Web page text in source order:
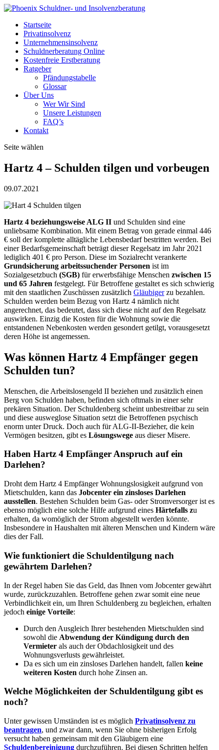
Startseite
Privatinsolvenz
Unternehmensinsolvenz
Schuldnerberatung Online
Kostenfreie Erstberatung
Ratgeber
Pfändungstabelle
Glossar
Über Uns
Wer Wir Sind
Unsere Leistungen
FAQ’s
Kontakt
Seite wählen
Hartz 4 – Schulden tilgen und vorbeugen
09.07.2021
Hartz 4 beziehungsweise ALG II und Schulden sind eine
unliebsame Kombination. Mit einem Betrag von gerade einmal 446
€ soll der komplette alltägliche Lebensbedarf bestritten werden. Bei
einer Bedarfsgemeinschaft beträgt dieser Regelsatz im Jahr 2021
lediglich 401 € pro Person. Diese im Sozialrecht verankerte
Grundsicherung arbeitssuchender Personen ist im
Sozialgesetzbuch (SGB) für erwerbsfähige Menschen zwischen 15
und 65 Jahren festgelegt. Für Betroffene gestaltet es sich schwierig
mit den staatlichen Zuschüssen zusätzlich Gläubigerzu bezahlen.
Schulden werden beim Bezug von Hartz 4 nämlich nicht
angerechnet, das bedeutet, dass sich diese nicht auf den Regelsatz
auswirken. Einzig die Kosten für die Wohnung sowie die
entstandenen Nebenkosten werden gesondert getilgt, vorausgesetzt
deren Höhe ist angemessen.
Was können Hartz 4 Empfänger gegen
Schulden tun?
Menschen, die Arbeitslosengeld II beziehen und zusätzlich einen
Berg von Schulden haben, befinden sich oftmals in einer sehr
prekären Situation. Der Schuldenberg scheint unbestreitbar zu sein
und diese ausweglose Situation setzt die Betroffenen psychisch
enorm unter Druck. Doch auch für ALG-II-Bezieher, die kein
Vermögen besitzen, gibt es Lösungswege aus dieser Misere.
Haben Hartz 4 Empfänger Anspruch auf ein
Darlehen?
Droht dem Hartz 4 Empfänger Wohnungslosigkeit aufgrund von
Mietschulden, kann das Jobcenter ein zinsloses Darlehen
ausstellen. Bestehen Schulden beim Gas- oder Stromversorger ist es
ebenso möglich eine solche Hilfe aufgrund eines Härtefalls zu
erhalten, da womöglich der Strom abgestellt werden könnte.
Insbesondere in Haushalten mit älteren Menschen und Kindern wäre
dies der Fall.
Wie funktioniert die Schuldentilgung nach
gewährtem Darlehen?
In der Regel haben Sie das Geld, das Ihnen vom Jobcenter gewährt
wurde, zurückzuzahlen. Betroffene gehen zwar somit eine neue
Verbindlichkeit ein, um Ihren Schuldenberg zu begleichen, erhalten
jedoch einige Vorteile:
Durch den Ausgleich Ihrer bestehenden Mietschulden sind
sowohl die Abwendung der Kündigung durch den
Vermieter als auch der Obdachlosigkeit und des
Wohnungsverlusts gewährleistet.
Da es sich um ein zinsloses Darlehen handelt, fallen keine
weiteren Kosten durch hohe Zinsen an.
Welche Möglichkeiten der Schuldentilgung gibt es
noch?
Unter gewissen Umständen ist es möglich Privatinsolvenz zu
beantragen, und zwar dann, wenn Sie ohne bisherigen Erfolg
versucht haben gemeinsam mit den Gläubigern eine
Schuldenbereinigung durchzuführen. Bei diesen Schritten helfen